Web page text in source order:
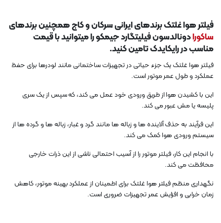
فیلتر هواغلتکبرندهای ایرانی سرکان و کاج همچنین برندهای
ساکورادونالدسون فیلیتگارد جیمکو را میتوانید با قیمت
مناسب در رایکایدک تامین کنید.
فیلتر هوا غلتک یک جزء حیاتی در تجهیزات ساختمانی مانند لودرها برای حفظ
عملکرد و طول عمر موتور است.
این با کشیدن هوا از طریق ورودی خود عمل می کند، که سپس از یک سری
پلیسه یا مش عبور می کند.
این فرآیند به حذف آلاینده ها و زباله ها مانند گرد و غبار، زباله ها و گرده ها از
سیستم ورودی هوا کمک می کند.
با انجام این کار، فیلتر موتور را از آسیب احتمالی ناشی از این ذرات خارجی
محافظت می کند.
نگهداری منظم فیلتر هوا غلتک برای اطمینان از عملکرد بهینه موتور، کاهش
زمان خرابی و افزایش عمر تجهیزات ضروری است.